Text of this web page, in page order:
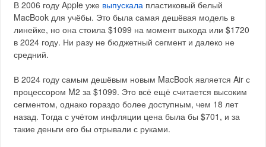
В 2006 году Apple уже выпускала пластиковый белый
MacBook для учёбы. Это была самая дешёвая модель в
линейке, но она стоила $1099 на момент выхода или $1720
в 2024 году. Ни разу не бюджетный сегмент и далеко не
средний.
В 2024 году самым дешёвым новым MacBook является Air с
процессором M2 за $1099. Это всё ещё считается высоким
сегментом, однако гораздо более доступным, чем 18 лет
назад. Тогда с учётом инфляции цена была бы $701, и за
такие деньги его бы отрывали с руками.